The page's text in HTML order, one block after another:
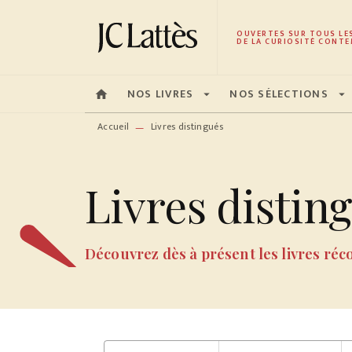
MENU RECHERCHE CONTENU
OUVERTES SUR TOUS
DE LA CURIOSITÉ
home NOS LIVRES arrow_drop_down NOS SÉLECTIONS arrow_drop_down
Accueil — Livres distingués
Livres
Découvrez dès à présent les livres